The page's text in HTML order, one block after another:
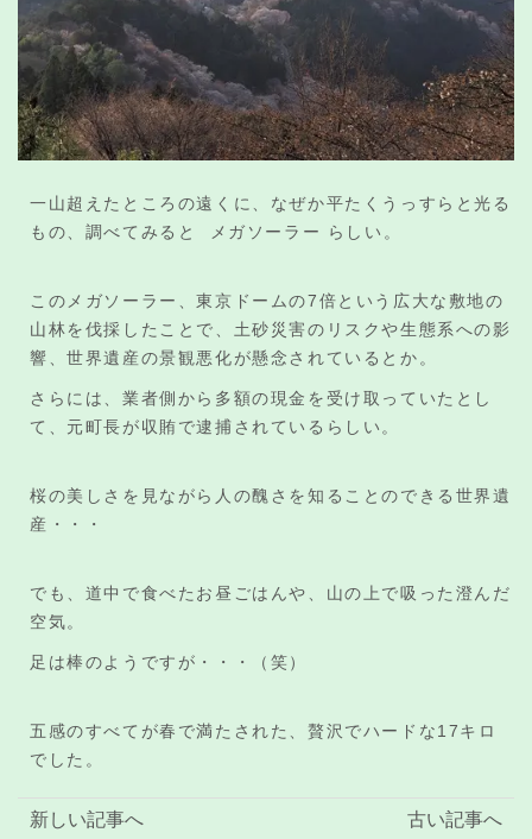
一山超えたところの遠くに、なぜか平たくうっすらと光る
もの、調べてみると メガソーラー らしい。
このメガソーラー、東京ドームの7倍という広大な敷地の
山林を伐採したことで、土砂災害のリスクや生態系への影
響、世界遺産の景観悪化が懸念されているとか。
さらには、業者側から多額の現金を受け取っていたとし
て、元町長が収賄で逮捕されているらしい。
桜の美しさを見ながら人の醜さを知ることのできる世界遺
産・・・
でも、道中で食べたお昼ごはんや、山の上で吸った澄んだ
空気。
足は棒のようですが・・・（笑）
五感のすべてが春で満たされた、贅沢でハードな17キロ
でした。
古い記事へ
新しい記事へ